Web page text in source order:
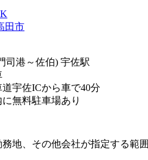
田市
司港～佐伯) 宇佐駅
宇佐ICから車で40分
無料駐車場あり
地、その他会社が指定する範囲